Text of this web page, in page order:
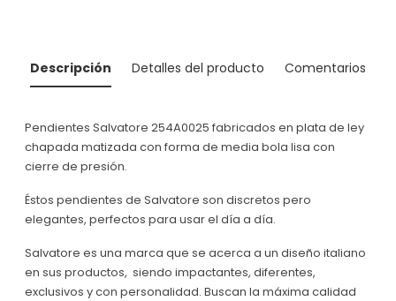
Descripción Detalles del producto Comentarios
Pendientes Salvatore 254A0025 fabricados en plata de ley
chapada matizada con forma de media bola lisa con
cierre de presión.
Éstos pendientes de Salvatore son discretos pero
elegantes, perfectos para usar el día a día.
Salvatore es una marca que se acerca a un diseño italiano
en sus productos, siendo impactantes, diferentes,
exclusivos y con personalidad. Buscan la máxima calidad